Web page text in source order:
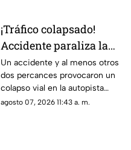
¡Tráfico colapsado!
Accidente paraliza la
autopista Guadalajara-
Zapotlanejo HOY
Un accidente y al menos otros
dos percances provocaron un
colapso vial en la autopista
Guadalajara-Zapotlanejo; hay
agosto 07, 2026 11:43 a. m.